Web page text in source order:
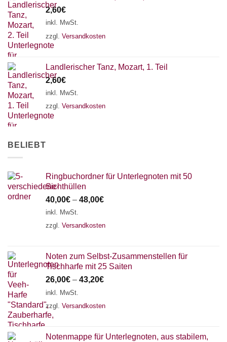
2,60€
inkl. MwSt.
zzgl. Versandkosten
Landlerischer Tanz, Mozart, 1. Teil
2,60€
inkl. MwSt.
zzgl. Versandkosten
BELIEBT
Ringbuchordner für Unterlegnoten mit 50
Sichthüllen
40,00€ – 48,00€
inkl. MwSt.
zzgl. Versandkosten
Noten zum Selbst-Zusammenstellen für
Tischharfe mit 25 Saiten
26,00€ – 43,20€
inkl. MwSt.
zzgl. Versandkosten
Notenmappe für Unterlegnoten, aus stabilem,
Chat Support
18 SAITEN 21 SAITEN